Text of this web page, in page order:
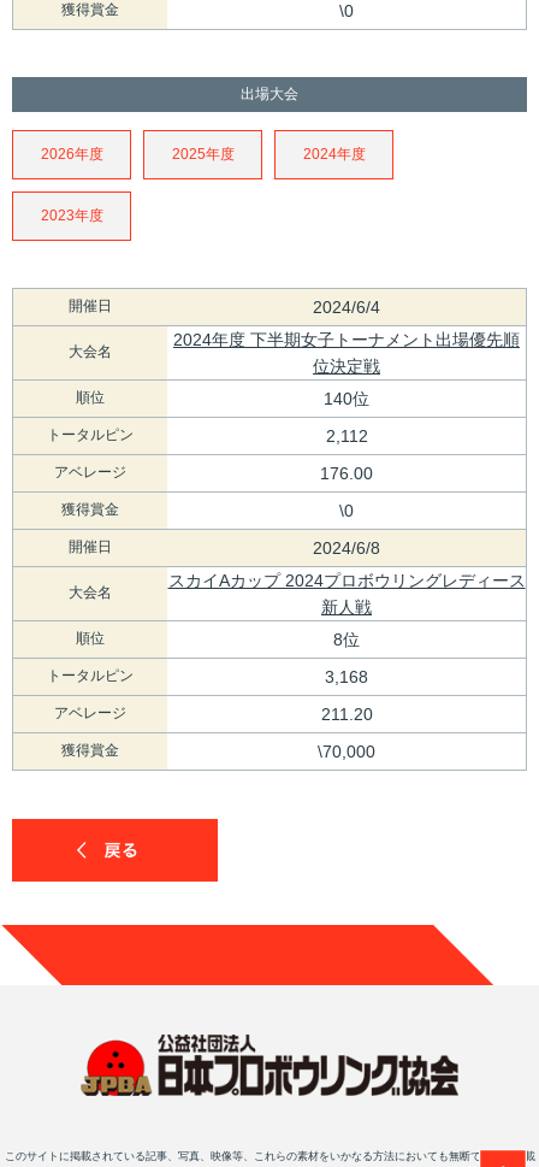
獲得賞金 \0
出場大会
2026年度 2025年度 2024年度
2023年度
開催日 2024/6/4
大会名
2024年度 下半期女子トーナメント出場優先順
位決定戦
順位 140位
トータルピン 2,112
アベレージ 176.00
獲得賞金 \0
開催日 2024/6/8
大会名
スカイAカップ 2024プロボウリングレディース
新人戦
順位 8位
トータルピン 3,168
アベレージ 211.20
獲得賞金 \70,000
このサイトに掲載されている記事、写真、映像等、これらの素材をいかなる方法においても無断で複写・転載